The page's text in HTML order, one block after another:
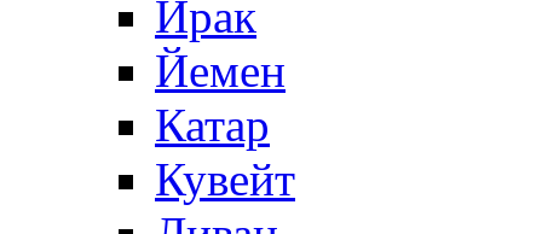
Ирак
Йемен
Катар
Кувейт